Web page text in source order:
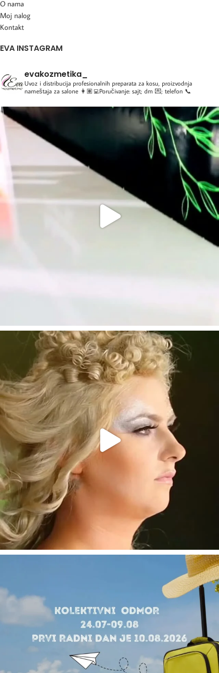
O nama
Moj nalog
Kontakt
EVA INSTAGRAM
evakozmetika_
Uvoz i distribucija profesionalnih preparata za kosu, proizvodnja
nameštaja za salone 👩🏽‍💻Poručivanje: sajt; dm 💌; telefon 📞